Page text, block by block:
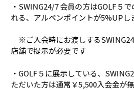
・SWING24/7 会員の方はGOLF５
れる、アルペンポイントが5%UPし
※ご入会時にお渡しする
店舗で提示が必要です
・GOLF５に展示している、
ただいた方は通常￥5,500入会金が